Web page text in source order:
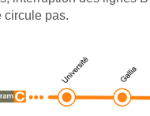
circule pas.